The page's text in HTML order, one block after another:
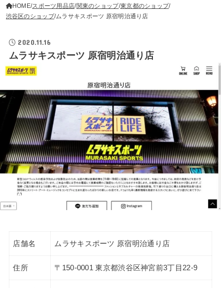
HOME スポーツ用品店 関東のショップ 東京都のショップ
渋谷区のショップ ムラサキスポーツ 原宿明治通り店
2020.11.16
ムラサキスポーツ 原宿明治通り店
店舗名 ムラサキスポーツ 原宿明治通り店
住所 〒150-0001 東京都渋谷区神宮前3丁目22-9